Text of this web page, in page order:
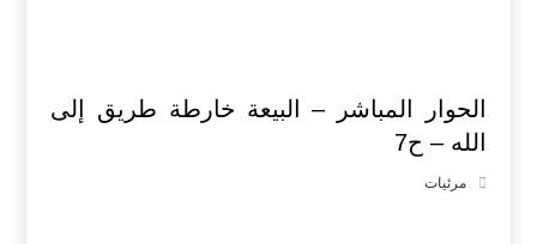
الحوار المباشر – البيعة خارطة طريق إلى
الله – ح7
مرئيات